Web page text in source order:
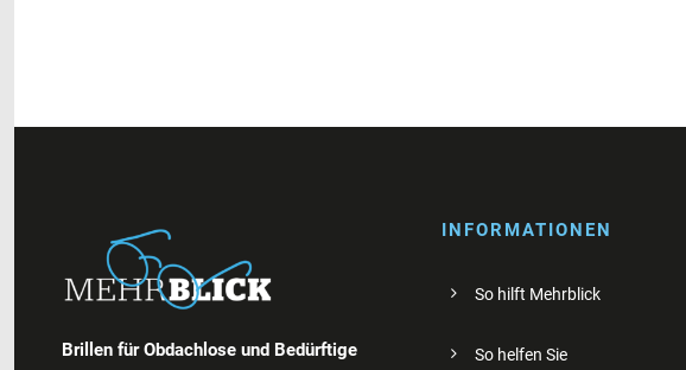
Brillen für Obdachlose und Bedürftige
INFORMATIONEN
So hilft Mehrblick
So helfen Sie